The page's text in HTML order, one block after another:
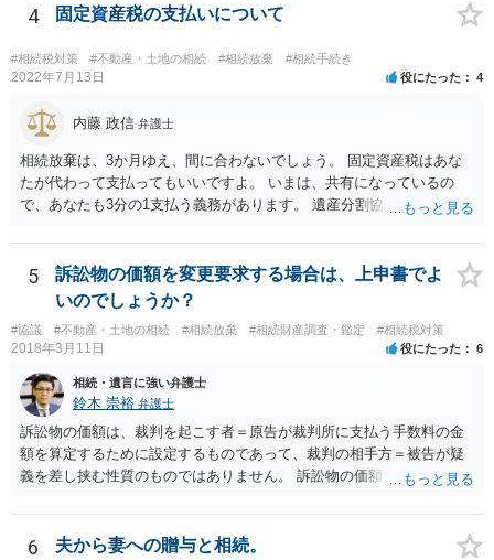
産を信託口に移し、受託者（信頼できる友人や専門職）に管理させ、
・生存中はあなたの生活費・介護費に優先充当 ・残余を友人や慈善団
体へ と使途を厳格に指定。相続ではなく信託帰属になるため、子の関
与を大きく排除できます。 ②遺言＋生命保険の組合せ 生活資金は手元
相続財産とは別枠で、遺留分対策にも有効と思われます。 ③負担付死
因贈与 「介護・見守り等を条件に、死亡時に財産を渡す」契約。条件
不履行なら無効にでき、老後の安心を担保できます。 ④ 寄附予約＋解
除条件 慈善団体への寄附を予約しつつ、資金不足時は解除できる条項
を設定。 などがあり得るかと思われます。
4 固定資産税の支払いについて
#相続税対策 #不動産・土地の相続 #相続放棄 #相続手続き
2022年7月13日 役にたった 4
内藤 政信 弁護士
相続放棄は、3か月ゆえ、間に合わないでしょう。 固定資産税はあな
たが代わって支払ってもいいですよ。 いまは、共有になっているの
で、あなたも3分の1支払う義務があります。 遺産分割協議をして、不
払い義務があります。
5
訴訟物の価額を変更要求する場合は、上申書でよ
いのでしょうか？
#協議 #不動産・土地の相続 #相続放棄 #相続財産調査・鑑定 #相続税対策
2018年3月11日 役にたった 6
相続・遺言に強い弁護士
鈴木 崇裕 弁護士
訴訟物の価額は、裁判を起こす者＝原告が裁判所に支払う手数料の金
額を算定するために設定するものであって、裁判の相手方＝被告が疑
義を差し挟む性質のものではありません。 訴訟物の価額自体が裁判の
したとしても、変更されることはありません。
6 夫から妻への贈与と相続。